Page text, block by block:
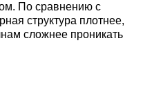
По сравнению с
структура плотнее,
сложнее проникать